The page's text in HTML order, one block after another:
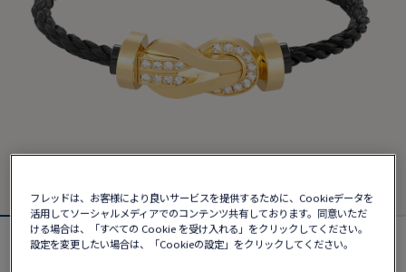
シャンス アンフィニ ブレスレット
フレッドは、お客様により良いサービスを提供するために、Cookieデータを
活用してソーシャルメディアでのコンテンツ共有しております。同意いただ
ける場合は、「すべての Cookie を受け入れる」をクリックしてください。
設定を変更したい場合は、「Cookieの設定」をクリックしてください。